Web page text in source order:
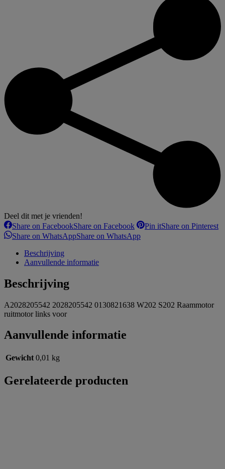
Deel dit met je vrienden!
Share on FacebookShare on Facebook Pin itShare on Pinterest
Share on WhatsAppShare on WhatsApp
Beschrijving
Aanvullende informatie
Beschrijving
A2028205542 2028205542 0130821638 W202 S202 Raammotor
ruitmotor links voor
Aanvullende informatie
Gewicht 0,01 kg
Gerelateerde producten